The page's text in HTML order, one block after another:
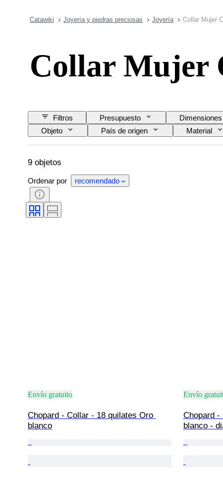
Catawiki Joyería y piedras preciosas Joyería Collar Mujer
Collar Mujer
Filtros Presupuesto Dimensiones
Objeto
País de origen Material
Tipo de diamante
Era Modelo
9 objetos
Ordenar por recomendado
Envío gratuito
Chopard - Collar - 18 quilates Oro
blanco
Envío
Chopard -
blanco -